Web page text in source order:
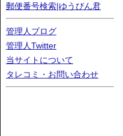
郵便番号検索|ゆうびん君
管理人ブログ
管理人Twitter
当サイトについて
タレコミ・お問い合わせ